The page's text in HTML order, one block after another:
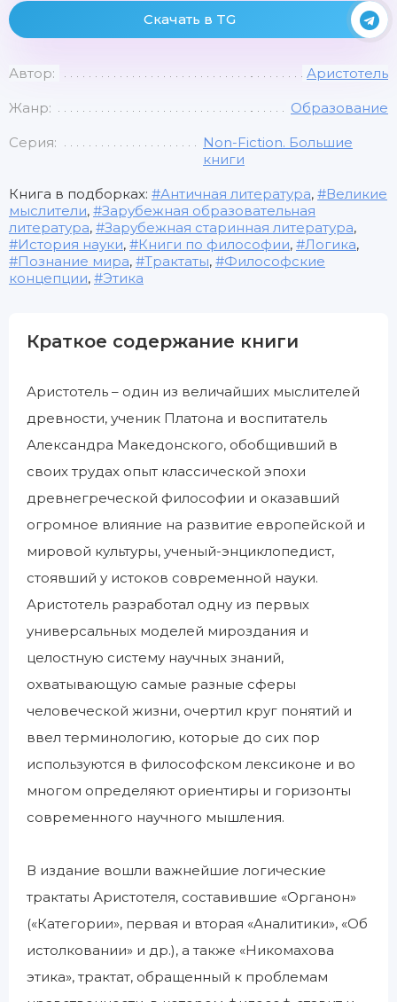
Скачать в TG
Автор: Аристотель
Жанр: Образование
Серия:
Non-Fiction. Большие
книги
Книга в подборках: Античная литература,
Великие
мыслители,
Зарубежная образовательная
литература, Зарубежная старинная литература,
История науки, Книги по философии, Логика,
Познание мира, Трактаты,
Философские
концепции, Этика
Краткое содержание книги
Аристотель – один из величайших мыслителей
древности, ученик Платона и воспитатель
Александра Македонского, обобщивший в
своих трудах опыт классической эпохи
древнегреческой философии и оказавший
огромное влияние на развитие европейской и
мировой культуры, ученый-энциклопедист,
стоявший у истоков современной науки.
Аристотель разработал одну из первых
универсальных моделей мироздания и
целостную систему научных знаний,
охватывающую самые разные сферы
человеческой жизни, очертил круг понятий и
ввел терминологию, которые до сих пор
используются в философском лексиконе и во
многом определяют ориентиры и горизонты
современного научного мышления.
В издание вошли важнейшие логические
трактаты Аристотеля, составившие «Органон»
(«Категории», первая и вторая «Аналитики», «Об
истолковании» и др.), а также «Никомахова
этика», трактат, обращенный к проблемам